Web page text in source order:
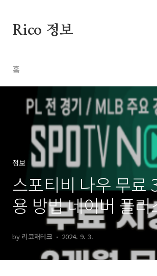
Rico 정보
홈
정보
스포티비 나우 무료
용 방법 네이버 플러
던트 멤버십
by 리코재테크 2024. 9. 3.